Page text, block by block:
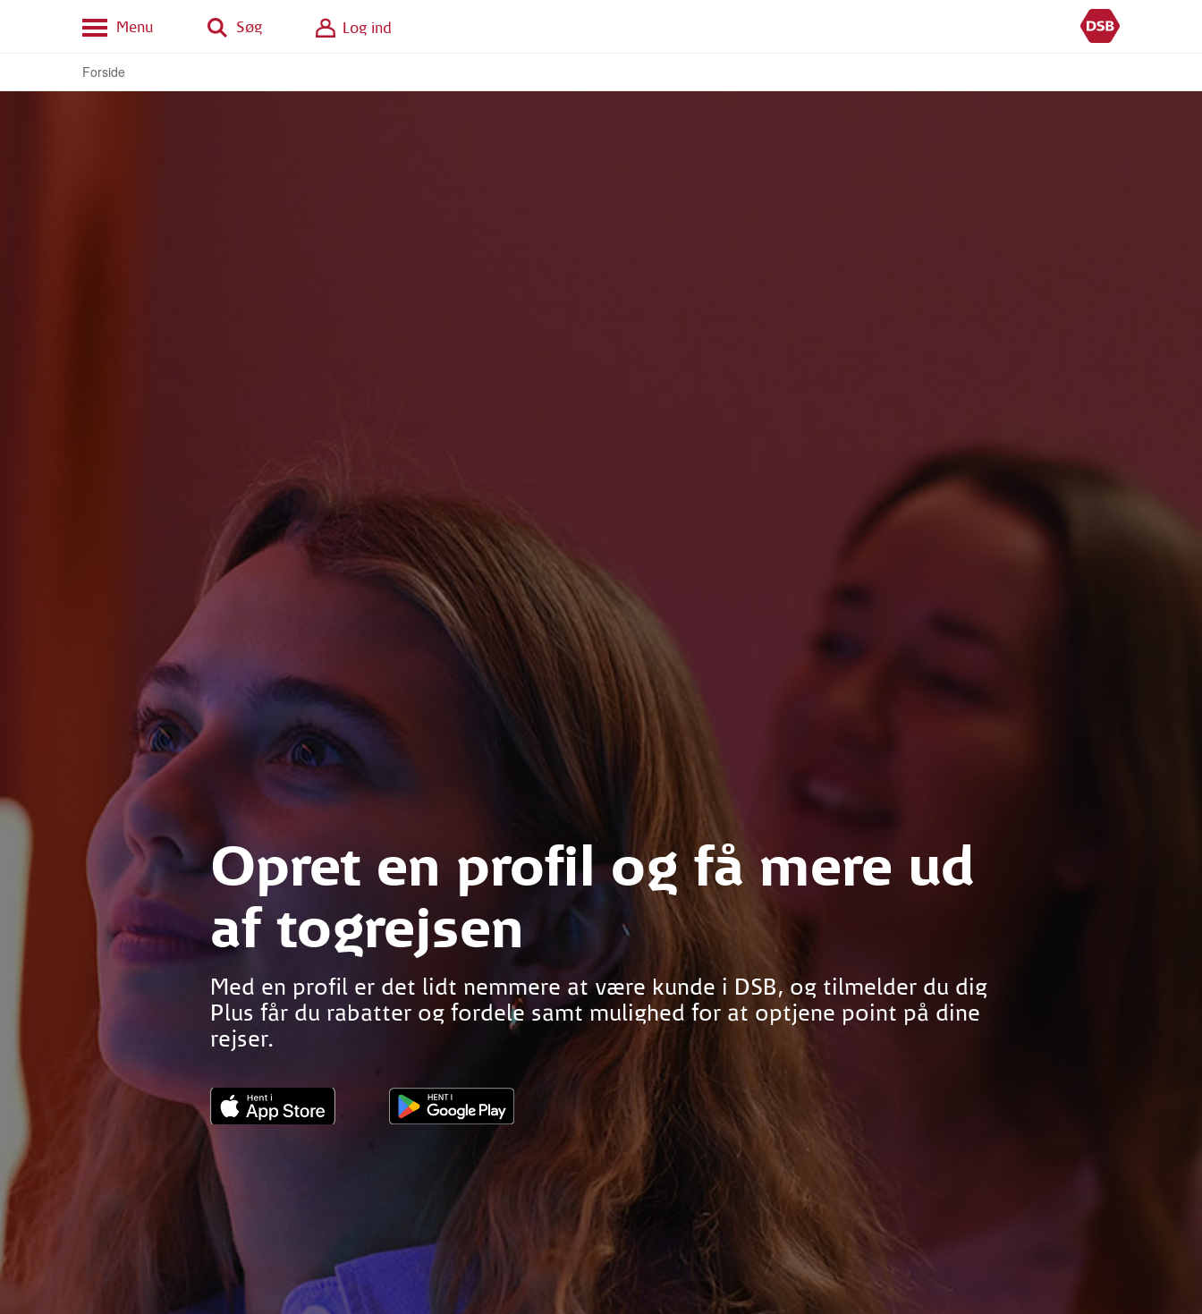
Menu Søg Log ind
Forside
Opret en profil og få mere ud
af togrejsen
Med en profil er det lidt nemmere at være kunde i DSB, og tilmelder du dig
Plus får du rabatter og fordele samt mulighed for at optjene point på dine
rejser.